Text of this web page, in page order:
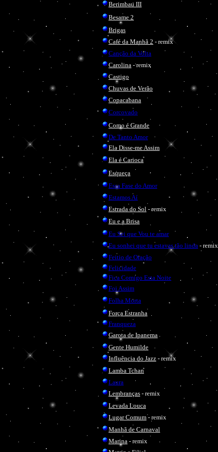
Berimbau III
Besame 2
Brigas
Café da Manhã 2 - remix
Canção da Volta
Carolina - remix
Castigo
Chuvas de Verão
Copacabana
Corcovado
Como é Grande
De Tanto Amor
Ela Disse-me Assim
Ela é Carioca
Esqueça
Essa Fase do Amor
Estamos Aí
Estrada do Sol - remix
Eu e a Brisa
Eu Sei que Vou te amar
Eu sonhei que tu estavas tão linda - remix
Feitio de Oração
Felicidade
Fica Comigo Esta Noite
Foi Assim
Folha Morta
Força Estranha
Franqueza
Garota de Ipanema
Gente Humilde
Influência do Jazz - remix
Lamba Tchan
Laura
Lembranças - remix
Levada Louca
Lugar Comum- remix
Manhã de Carnaval
Marina - remix